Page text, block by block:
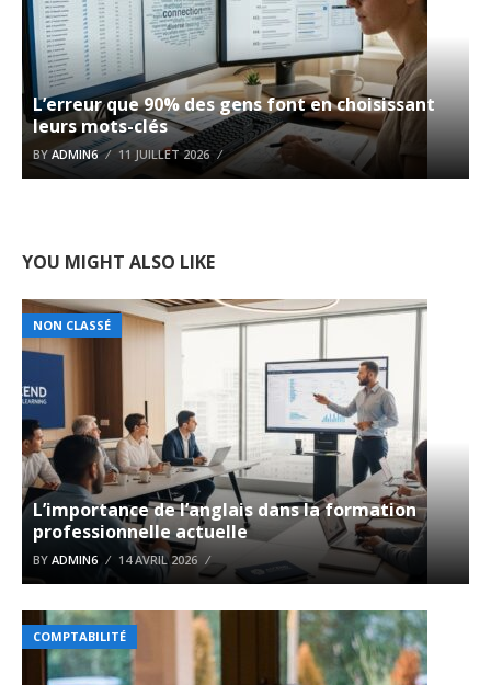
L’erreur que 90% des gens font en choisissant
leurs mots-clés
BYADMIN6 11 JUILLET 2026
YOU MIGHT ALSO LIKE
NON CLASSÉ
L’importance de l’anglais dans la formation
professionnelle actuelle
BY ADMIN6 14 AVRIL 2026
COMPTABILITÉ